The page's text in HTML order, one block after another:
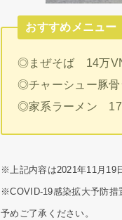
おすすめメニュー
◎まぜそば 14万
◎チャーシュー豚
◎家系ラーメン 17
※上記内容は2021年11月19
※COVID-19感染拡大予防措
予めご了承ください。